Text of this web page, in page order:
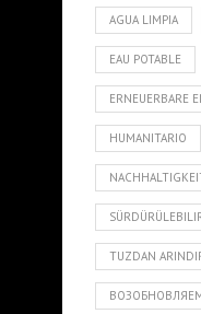
AGUA LIMPIA
EAU POTABLE
ERNEUERBARE
HUMANITARIO
TUZDAN